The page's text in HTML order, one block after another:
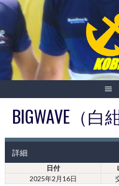
Skip
content
BIGWAVE（
詳細
日付
2025年2月16日